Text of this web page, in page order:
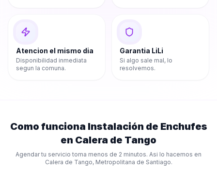
Atencion el mismo dia
Disponibilidad inmediata
segun la comuna.
Garantia LiLi
Si algo sale mal, lo
resolvemos.
Como funciona Instalación de Enchufes
en Calera de Tango
Agendar tu servicio toma menos de 2 minutos. Asi lo hacemos en
Calera de Tango, Metropolitana de Santiago.